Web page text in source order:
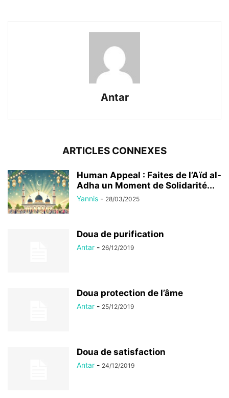
Antar
ARTICLES CONNEXES
Human Appeal : Faites de l’Aïd al-
Adha un Moment de Solidarité...
Yannis - 28/03/2025
Doua de purification
Antar - 26/12/2019
Doua protection de l’âme
Antar - 25/12/2019
Doua de satisfaction
Antar - 24/12/2019